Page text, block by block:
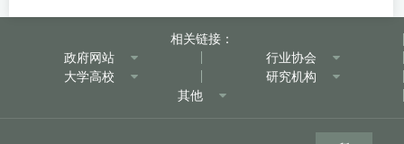
相关链接：
政府网站
行业协会
大学高校
研究机构
其他